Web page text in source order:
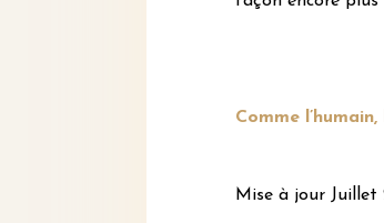
Comme
Mise à jour Juillet